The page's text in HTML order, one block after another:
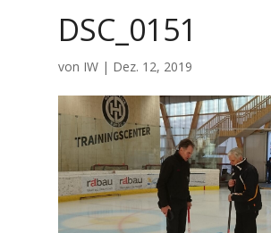
DSC_0151
von IW| Dez. 12, 2019